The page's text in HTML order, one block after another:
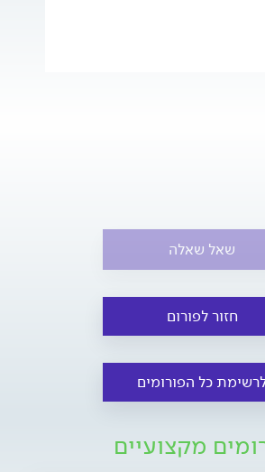
שאל שאלה
חזור לפורום
כל הפורומים
מקצועיים